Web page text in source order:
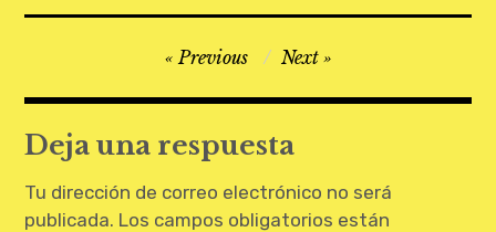
Navegación
de
entradas
Previous Next
Deja una respuesta
Tu dirección de correo electrónico no será
publicada. Los campos obligatorios están